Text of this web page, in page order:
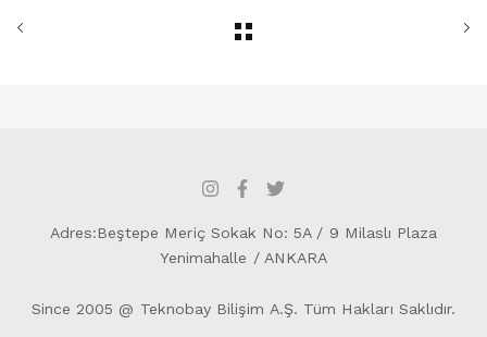
Adres:Beştepe Meriç Sokak No: 5A / 9 Milaslı Plaza
Yenimahalle / ANKARA
Since 2005 @ Teknobay Bilişim A.Ş. Tüm Hakları Saklıdır.